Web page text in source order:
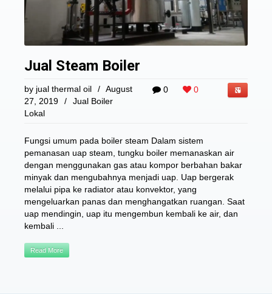
Jual Steam Boiler
0 0
by jual thermal oil / August
27, 2019
/
Jual Boiler
Lokal
Fungsi umum pada boiler steam Dalam sistem
pemanasan uap steam, tungku boiler memanaskan air
dengan menggunakan gas atau kompor berbahan bakar
minyak dan mengubahnya menjadi uap. Uap bergerak
melalui pipa ke radiator atau konvektor, yang
mengeluarkan panas dan menghangatkan ruangan. Saat
uap mendingin, uap itu mengembun kembali ke air, dan
kembali ...
Read More